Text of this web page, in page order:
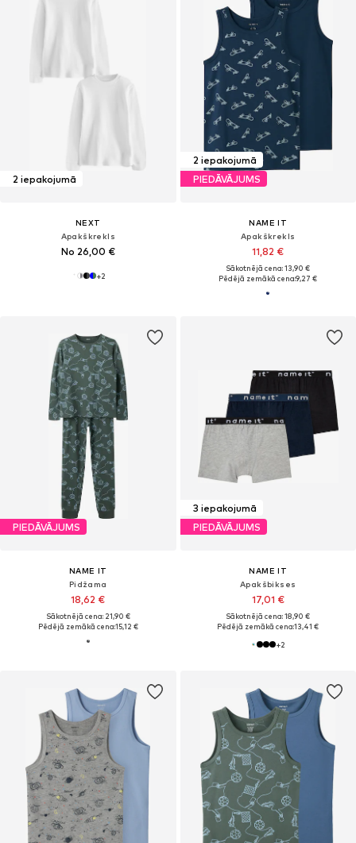
2 iepakojumā
NEXT
Apakškrekls
No 26,00 €
+2
2 iepakojumā
PIEDĀVĀJUMS
NAME IT
Apakškrekls
11,82 €
Sākotnējā cena: 13,90 €
Pēdējā zemākā cena:9,27 €
PIEDĀVĀJUMS
NAME IT
Pidžama
18,62 €
Sākotnējā cena: 21,90 €
Pēdējā zemākā cena:15,12 €
3 iepakojumā
PIEDĀVĀJUMS
NAME IT
Apakšbikses
17,01 €
Sākotnējā cena: 18,90 €
Pēdējā zemākā cena:13,41 €
+2